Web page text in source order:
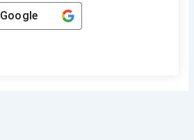
Google